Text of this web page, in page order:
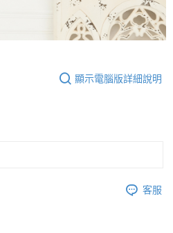
顯示電腦版詳細說明
客服